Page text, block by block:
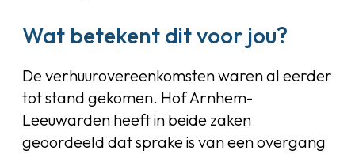
Wat betekent dit voor jou?
De verhuurovereenkomsten waren al eerder
tot stand gekomen. Hof Arnhem-
Leeuwarden heeft in beide zaken
geoordeeld dat sprake is van een overgang